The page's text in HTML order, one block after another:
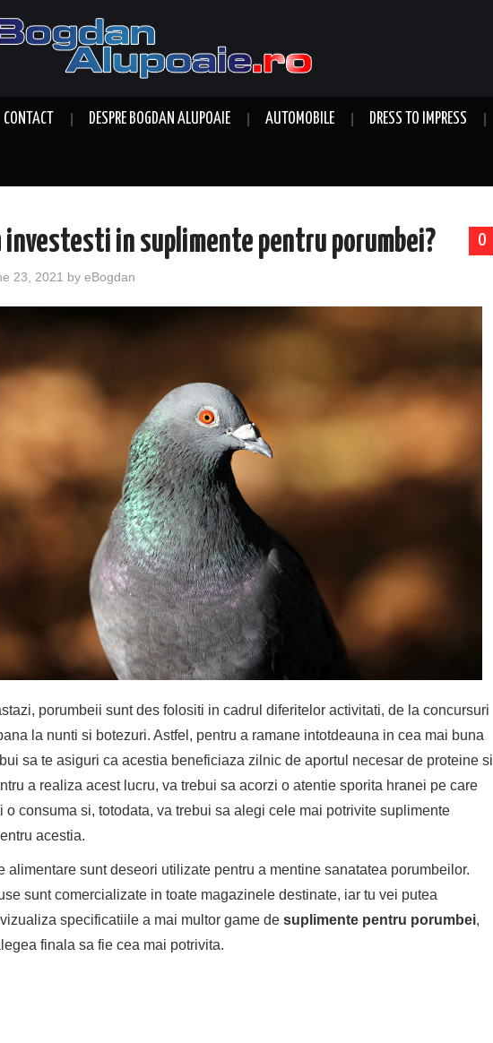
CONTACT DESPRE BOGDAN ALUPOAIE AUTOMOBILE DRESS TO IMPRESS
0
investesti in suplimente pentru porumbei?
23, 2021 by eBogdan
porumbeii sunt des folositi in cadrul diferitelor activitati, de la concursuri
la nunti si botezuri. Astfel, pentru a ramane intotdeauna in cea mai buna
sa te asiguri ca acestia beneficiaza zilnic de aportul necesar de proteine si
a realiza acest lucru, va trebui sa acorzi o atentie sporita hranei pe care
o consuma si, totodata, va trebui sa alegi cele mai potrivite suplimente
acestia.
alimentare sunt deseori utilizate pentru a mentine sanatatea porumbeilor.
sunt comercializate in toate magazinele destinate, iar tu vei putea
specificatiile a mai multor game de suplimente pentru porumbei,
finala sa fie cea mai potrivita.